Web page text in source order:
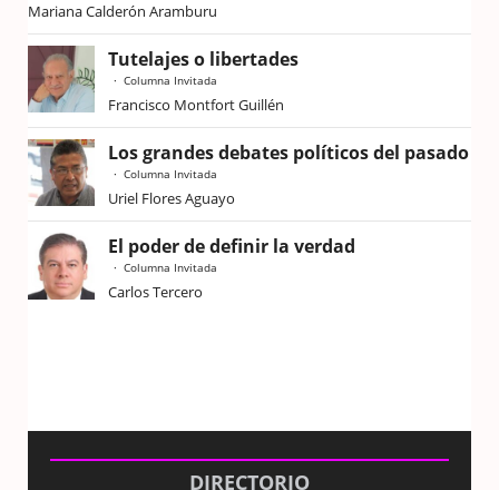
Mariana Calderón Aramburu
Tutelajes o libertades
Columna Invitada
Francisco Montfort Guillén
Los grandes debates políticos del pasado
Columna Invitada
Uriel Flores Aguayo
El poder de definir la verdad
Columna Invitada
Carlos Tercero
DIRECTORIO